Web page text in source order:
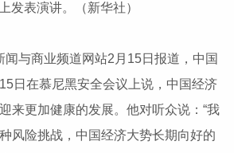
发表演讲。（新华社）
与商业频道网站2月15日报道，中国
日在慕尼黑安全会议上说，中国经济
来更加健康的发展。他对听众说：“我
风险挑战，中国经济大势长期向好的